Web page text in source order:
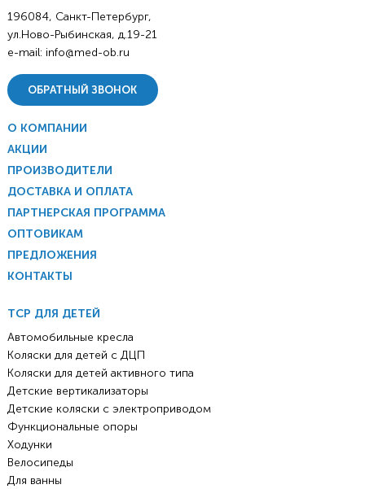
196084, Санкт-Петербург,
ул.Ново-Рыбинская, д.19-21
e-mail: info@med-ob.ru
ОБРАТНЫЙ ЗВОНОК
О КОМПАНИИ
АКЦИИ
ПРОИЗВОДИТЕЛИ
ДОСТАВКА И ОПЛАТА
ПАРТНЕРСКАЯ ПРОГРАММА
ОПТОВИКАМ
ПРЕДЛОЖЕНИЯ
КОНТАКТЫ
ТСР ДЛЯ ДЕТЕЙ
Автомобильные кресла
Коляски для детей с ДЦП
Коляски для детей активного типа
Детские вертикализаторы
Детские коляски с электроприводом
Функциональные опоры
Ходунки
Велосипеды
Для ванны